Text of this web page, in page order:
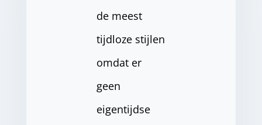
de meest
tijdloze stijlen
omdat er
geen
eigentijdse